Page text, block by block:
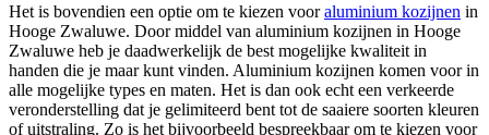
Het is bovendien een optie om te kiezen vooraluminium kozijnen in
Hooge Zwaluwe. Door middel van aluminium kozijnen in Hooge
Zwaluwe heb je daadwerkelijk de best mogelijke kwaliteit in
handen die je maar kunt vinden. Aluminium kozijnen komen voor in
alle mogelijke types en maten. Het is dan ook echt een verkeerde
veronderstelling dat je gelimiteerd bent tot de saaiere soorten kleuren
of uitstraling. Zo is het bijvoorbeeld bespreekbaar om te kiezen voor